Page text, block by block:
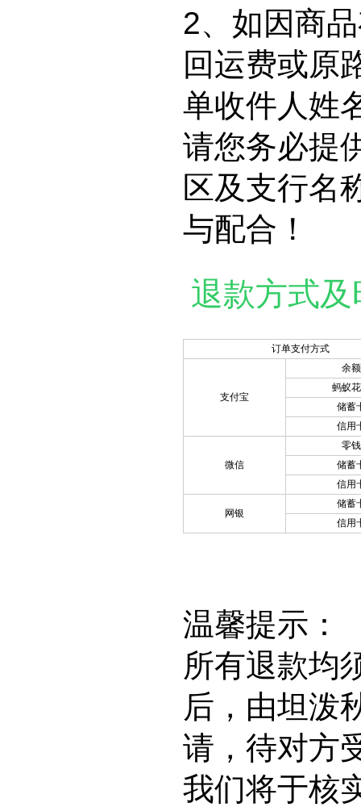
2、如因商
回运费或原
单收件人姓
请您务必提
区及支行名
与配合！
退款方式及
订单支付方式
支付宝
余额
蚂蚁
储蓄
信用
微信
零钱
储蓄
信用
网银
储蓄
信用
温馨提示：
所有退款均
后，由坦泼
请，待对方
我们将于核